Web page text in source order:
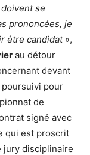
se
prononcées, je
être candidat»,
au détour
devant
poursuivi pour
de
signé avec
qui est proscrit
jury disciplinaire